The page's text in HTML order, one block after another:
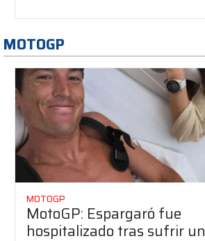
MOTOGP
MOTOGP
MotoGP: Espargaró fue
hospitalizado tras sufrir un